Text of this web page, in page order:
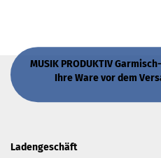
MUSIK PRODUKTIV
Ihre Ware vor dem
Ladengeschäft